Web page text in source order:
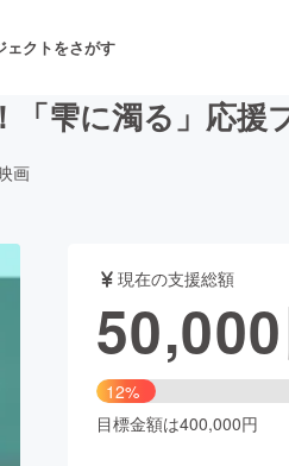
ェクトをさがす
台・パフォーマンス
雫に濁る」応援
画
現在の支援総額
50,000
12%
目標金額は400,000円